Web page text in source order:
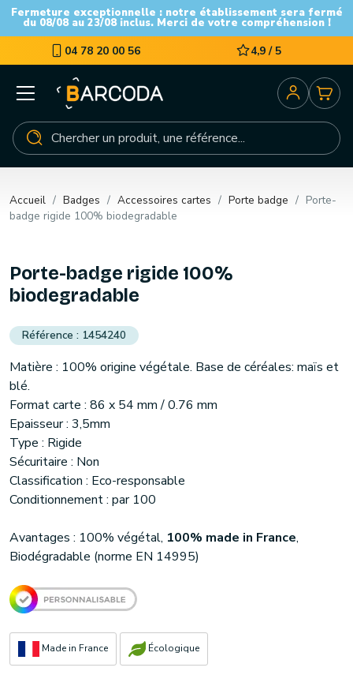
Fermeture exceptionnelle : notre établissement sera fermé
du 08/08 au 23/08 inclus. Merci de votre compréhension !
04 78 20 00 56 4,9 / 5
Accueil Badges Accessoires cartes Porte badge
Porte-
badge rigide 100% biodegradable
Porte-badge rigide 100%
biodegradable
1454240
Matière : 100% origine végétale. Base de céréales: maïs et
blé.
Format carte : 86 x 54 mm / 0.76 mm
Epaisseur : 3,5mm
Type : Rigide
Sécuritaire : Non
Classification : Eco-responsable
Conditionnement : par 100
Avantages : 100% végétal, 100% made in France,
Biodégradable (norme EN 14995)
Made in France Écologique